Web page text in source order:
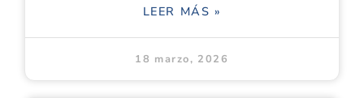
LEER MÁS »
18 marzo, 2026